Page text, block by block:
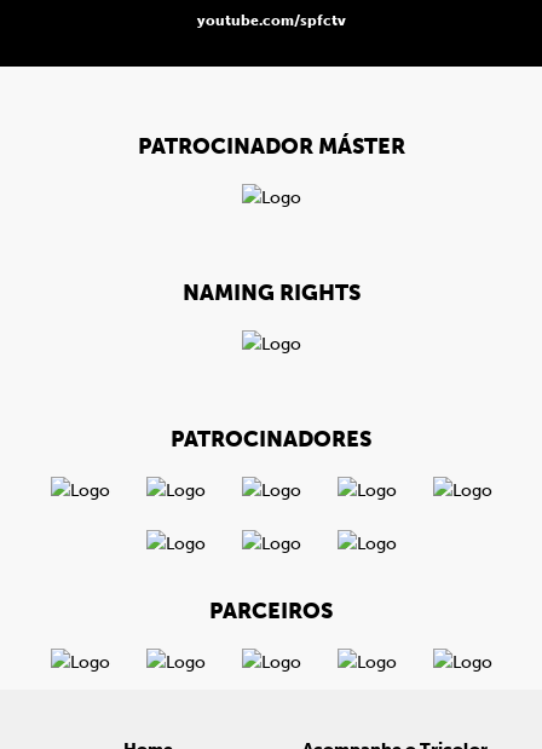
youtube.com/spfctv
PATROCINADOR MÁSTER
NAMING RIGHTS
PATROCINADORES
PARCEIROS